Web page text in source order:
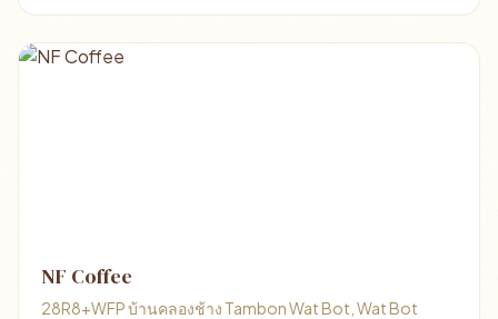
NF Coffee
28R8+WFP บ้านคลองช้าง Tambon Wat Bot, Wat Bot